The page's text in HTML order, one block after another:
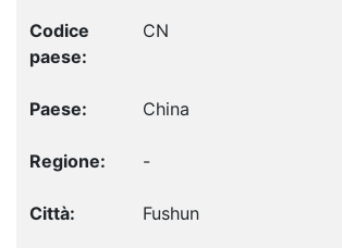
CN
China
-
Fushun